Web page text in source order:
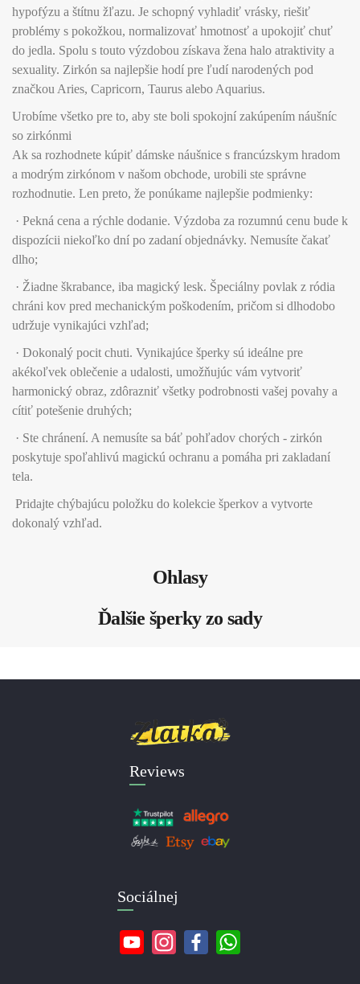
hypofýzu a štítnu žľazu. Je schopný vyhladiť vrásky, riešiť
problémy s pokožkou, normalizovať hmotnosť a upokojiť chuť
do jedla. Spolu s touto výzdobou získava žena halo atraktivity a
sexuality. Zirkón sa najlepšie hodí pre ľudí narodených pod
značkou Aries, Capricorn, Taurus alebo Aquarius.
Urobíme všetko pre to, aby ste boli spokojní zakúpením náušníc
so zirkónmi
Ak sa rozhodnete kúpiť dámske náušnice s francúzskym hradom
a modrým zirkónom v našom obchode, urobili ste správne
rozhodnutie. Len preto, že ponúkame najlepšie podmienky:
· Pekná cena a rýchle dodanie. Výzdoba za rozumnú cenu bude k
dispozícii niekoľko dní po zadaní objednávky. Nemusíte čakať
dlho;
· Žiadne škrabance, iba magický lesk. Špeciálny povlak z ródia
chráni kov pred mechanickým poškodením, pričom si dlhodobo
udržuje vynikajúci vzhľad;
· Dokonalý pocit chuti. Vynikajúce šperky sú ideálne pre
akékoľvek oblečenie a udalosti, umožňujúc vám vytvoriť
harmonický obraz, zdôrazniť všetky podrobnosti vašej povahy a
cítiť potešenie druhých;
· Ste chránení. A nemusíte sa báť pohľadov chorých - zirkón
poskytuje spoľahlivú magickú ochranu a pomáha pri zakladaní
tela.
Pridajte chýbajúcu položku do kolekcie šperkov a vytvorte
dokonalý vzhľad.
Ohlasy
Ďalšie šperky zo sady
Reviews
Sociálnej